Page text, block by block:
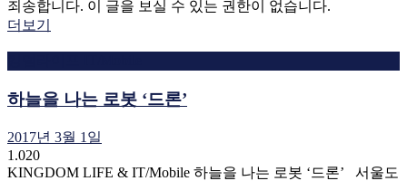
죄송합니다. 이 글을 보실 수 있는 권한이 없습니다.
더보기
하늘을 나는 로봇 ‘드론’
2017년 3월 1일
1.020
KINGDOM LIFE & IT/Mobile 하늘을 나는 로봇 ‘드론’ 서울도